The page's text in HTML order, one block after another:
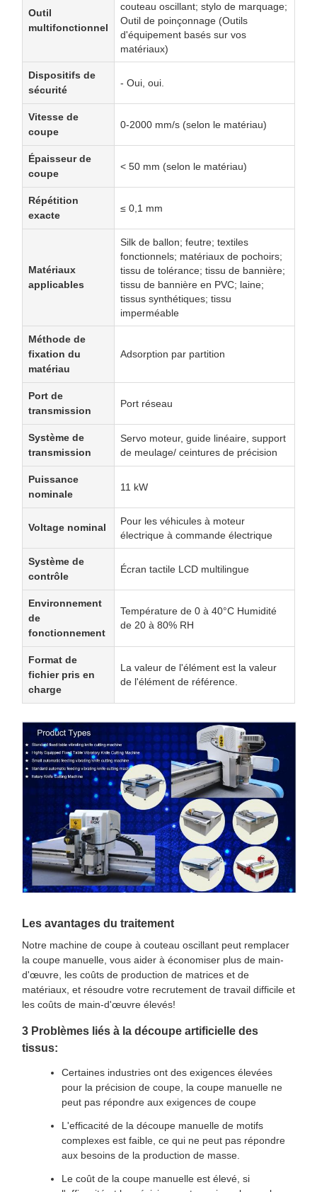
Outil
multifonctionnel
couteau oscillant; stylo de marquage;
Outil de poinçonnage (Outils
d'équipement basés sur vos
matériaux)
Dispositifs de
sécurité
- Oui, oui.
Vitesse de
coupe
0-2000 mm/s (selon le matériau)
Épaisseur de
coupe
< 50 mm (selon le matériau)
Répétition
exacte
≤ 0,1 mm
Matériaux
applicables
Silk de ballon; feutre; textiles
fonctionnels; matériaux de pochoirs;
tissu de tolérance; tissu de bannière;
tissu de bannière en PVC; laine;
tissus synthétiques; tissu
imperméable
Méthode de
fixation du
matériau
Adsorption par partition
Port de
transmission
Port réseau
Système de
transmission
Servo moteur, guide linéaire, support
de meulage/ ceintures de précision
Puissance
nominale
11 kW
Voltage nominal
Pour les véhicules à moteur
électrique à commande électrique
Système de
contrôle
Écran tactile LCD multilingue
Environnement
de
fonctionnement
Température de 0 à 40°C Humidité
de 20 à 80% RH
Format de
fichier pris en
charge
La valeur de l'élément est la valeur
de l'élément de référence.
Les avantages du traitement
Notre machine de coupe à couteau oscillant peut remplacer
la coupe manuelle, vous aider à économiser plus de main-
d'œuvre, les coûts de production de matrices et de
matériaux, et résoudre votre recrutement de travail difficile et
les coûts de main-d'œuvre élevés!
3 Problèmes liés à la découpe artificielle des
tissus:
Certaines industries ont des exigences élevées
pour la précision de coupe, la coupe manuelle ne
peut pas répondre aux exigences de coupe
L'efficacité de la découpe manuelle de motifs
complexes est faible, ce qui ne peut pas répondre
aux besoins de la production de masse.
Le coût de la coupe manuelle est élevé, si